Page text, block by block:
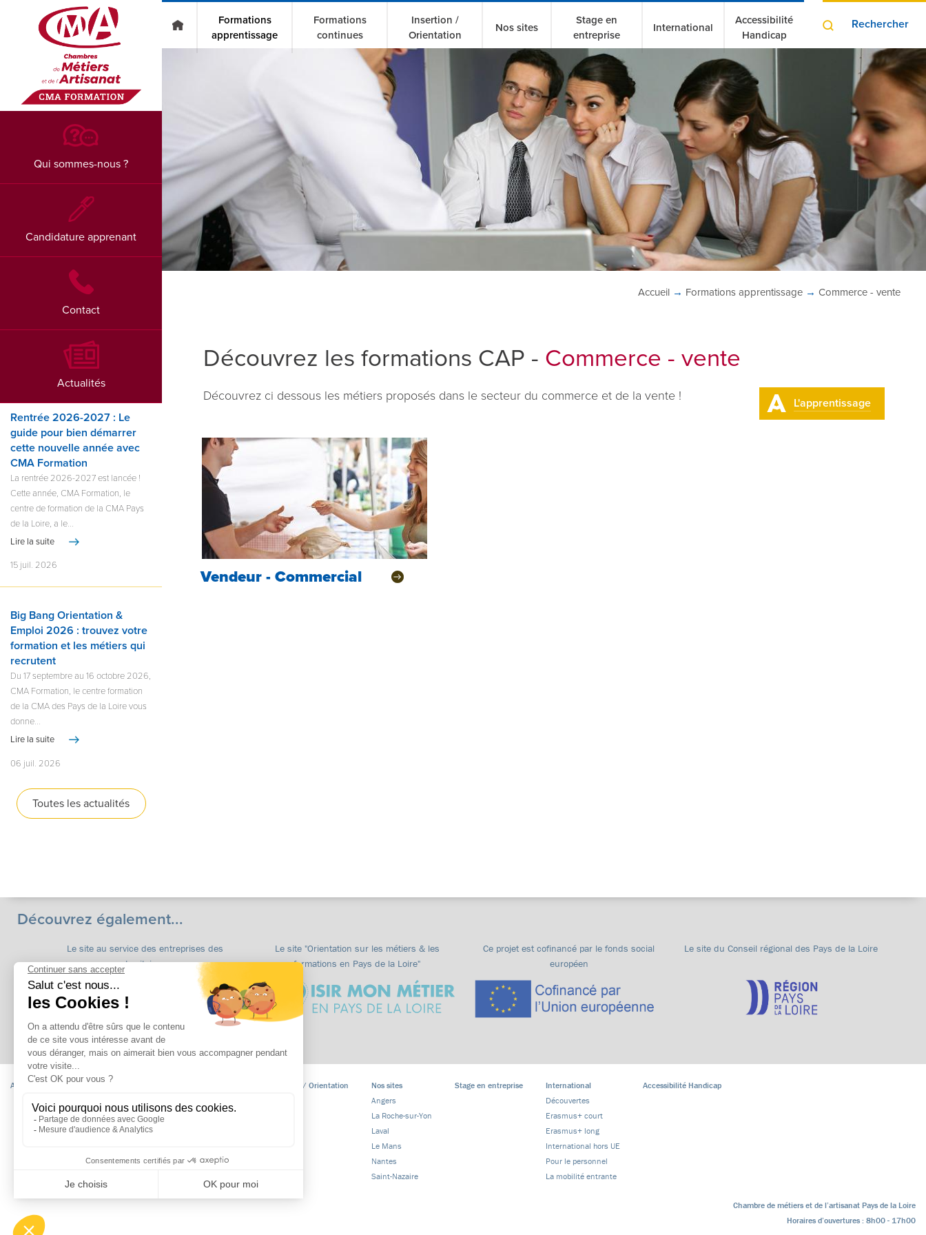
Go to main content
Formations
apprentissage
Formations
continues
Insertion /
Orientation
Nos sites
Stage en
entreprise
International
Accessibilité
Handicap
Rechercher
Qui sommes-nous ?
Candidature apprenant
Contact
Actualités
Rentrée 2026-2027 : Le
guide pour bien démarrer
cette nouvelle année avec
CMA Formation
La rentrée 2026-2027 est lancée !
Cette année, CMA Formation, le
centre de formation de la CMA Pays
de la Loire, a le...
Lire la suite
15 juil. 2026
Big Bang Orientation &
Emploi 2026 : trouvez votre
formation et les métiers qui
recrutent
Du 17 septembre au 16 octobre 2026,
CMA Formation, le centre formation
de la CMA des Pays de la Loire vous
donne...
Lire la suite
06 juil. 2026
Toutes les actualités
Accueil→ Formationsapprentissage→ Commerce - vente
Découvrez les formations CAP - Commerce - vente
L'apprentissage
Découvrez ci dessous les métiers proposés dans le secteur du commerce et de la vente !
Vendeur - Commercial
Découvrez également...
Le site au service des entreprises des
territoires
Le site "Orientation sur les métiers & les
formations en Pays de la Loire"
Ce projet est cofinancé par le fonds social
européen
Le site du Conseil régional des Pays de la Loire
Accueil Formationsapprentissage
Niveau BAC
Niveau Post BAC
Insertion / Orientation
Nos sites
Angers
La Roche-sur-Yon
Laval
Le Mans
Nantes
Saint-Nazaire
Stage en entreprise
International
Découvertes
Erasmus+ court
Erasmus+ long
International hors UE
Pour le personnel
La mobilité entrante
Accessibilité Handicap
Chambre de métiers et de l’artisanat Pays de la Loire
Horaires d’ouvertures : 8h00 - 17h00